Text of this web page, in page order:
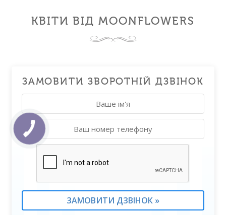
КВІТИ ВІД MOONFLOWERS
ЗАМОВИТИ ЗВОРОТНІЙ ДЗВІНОК